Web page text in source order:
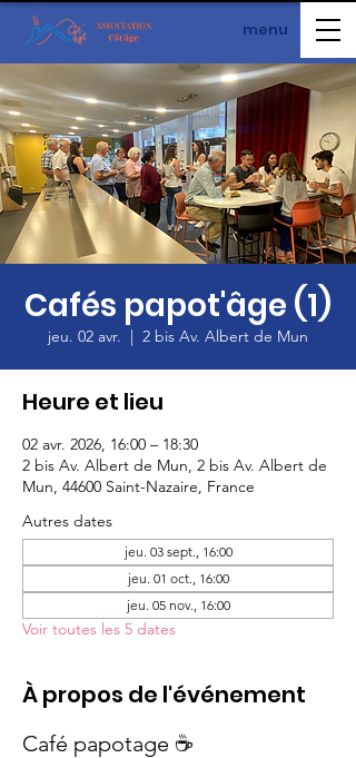
menu
Cafés papot'âge (1)
jeu. 02 avr.
  |
2 bis Av. Albert de Mun
Heure et lieu
02 avr. 2026, 16:00 – 18:30
2 bis Av. Albert de Mun, 2 bis Av. Albert de
Mun, 44600 Saint-Nazaire, France
Autres dates
jeu. 03 sept., 16:00
jeu. 01 oct., 16:00
jeu. 05 nov., 16:00
Voir toutes les 5 dates
À propos de l'événement
Café papotage ☕